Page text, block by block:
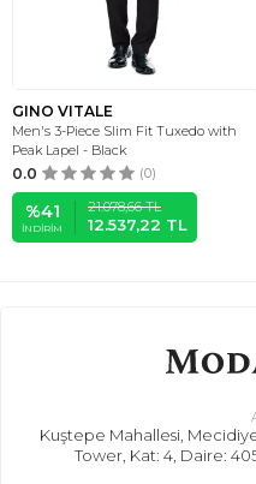
GINO VITALE
Men's 3-Piece Slim Fit Tuxedo with
Peak Lapel - Black
0.0 (0)
%41
İNDIRIM
21.078,66TL
12.537,22 TL
Kuştepe Mahallesi,
Tower, Kat: 4, Daire: